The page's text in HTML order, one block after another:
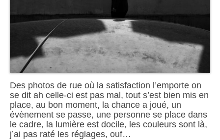
Des photos de rue où la satisfaction l’emporte on
se dit ah celle-ci est pas mal, tout s’est bien mis en
place, au bon moment, la chance a joué, un
évènement se passe, une personne se place dans
le cadre, la lumière est docile, les couleurs sont là,
j’ai pas raté les réglages, ouf…